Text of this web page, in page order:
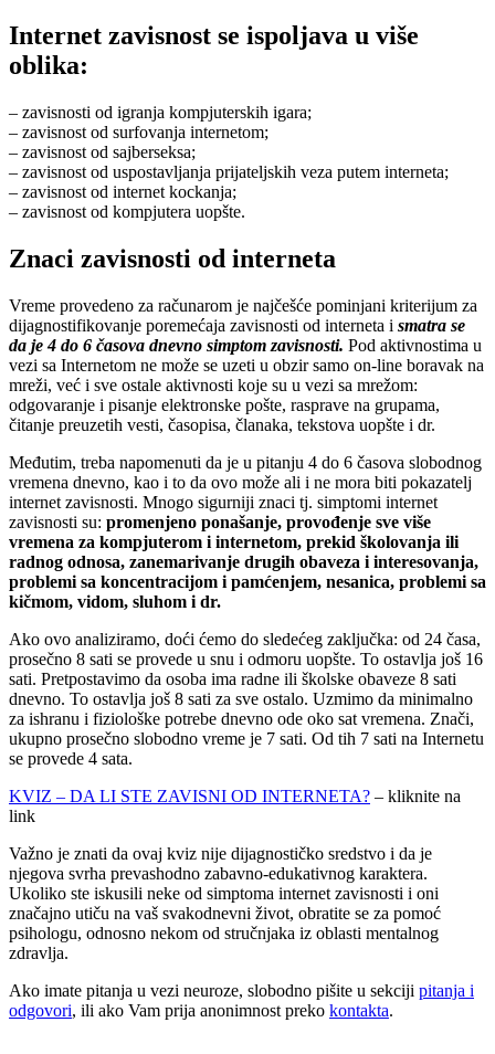
Internet zavisnost se ispoljava u više
oblika:
– zavisnosti od igranja kompjuterskih igara;
– zavisnost od surfovanja internetom;
– zavisnost od sajberseksa;
– zavisnost od uspostavljanja prijateljskih veza putem interneta;
– zavisnost od internet kockanja;
– zavisnost od kompjutera uopšte.
Znaci zavisnosti od interneta
Vreme provedeno za računarom je najčešće pominjani kriterijum za
dijagnostifikovanje poremećaja zavisnosti od interneta i smatra se
da je 4 do 6 časova dnevno simptom zavisnosti. Pod aktivnostima u
vezi sa Internetom ne može se uzeti u obzir samo on-line boravak na
mreži, već i sve ostale aktivnosti koje su u vezi sa mrežom:
odgovaranje i pisanje elektronske pošte, rasprave na grupama,
čitanje preuzetih vesti, časopisa, članaka, tekstova uopšte i dr.
Međutim, treba napomenuti da je u pitanju 4 do 6 časova slobodnog
vremena dnevno, kao i to da ovo može ali i ne mora biti pokazatelj
internet zavisnosti. Mnogo sigurniji znaci tj. simptomi internet
zavisnosti su: promenjeno ponašanje, provođenje sve više
vremena za kompjuterom i internetom, prekid školovanja ili
radnog odnosa, zanemarivanje drugih obaveza i interesovanja,
problemi sa koncentracijom i pamćenjem, nesanica, problemi sa
kičmom, vidom, sluhom i dr.
Ako ovo analiziramo, doći ćemo do sledećeg zaključka: od 24 časa,
prosečno 8 sati se provede u snu i odmoru uopšte. To ostavlja još 16
sati. Pretpostavimo da osoba ima radne ili školske obaveze 8 sati
dnevno. To ostavlja još 8 sati za sve ostalo. Uzmimo da minimalno
za ishranu i fiziološke potrebe dnevno ode oko sat vremena. Znači,
ukupno prosečno slobodno vreme je 7 sati. Od tih 7 sati na Internetu
se provede 4 sata.
KVIZ – DA LI STE ZAVISNI OD INTERNETA? – kliknite na
link
Važno je znati da ovaj kviz nije dijagnostičko sredstvo i da je
njegova svrha prevashodno zabavno-edukativnog karaktera.
Ukoliko ste iskusili neke od simptoma internet zavisnosti i oni
značajno utiču na vaš svakodnevni život, obratite se za pomoć
psihologu, odnosno nekom od stručnjaka iz oblasti mentalnog
zdravlja.
Ako imate pitanja u vezi neuroze, slobodno pišite u sekciji pitanja i
odgovori, ili ako Vam prija anonimnost preko kontakta.